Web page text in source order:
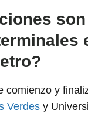
comienzo y
Verdes y